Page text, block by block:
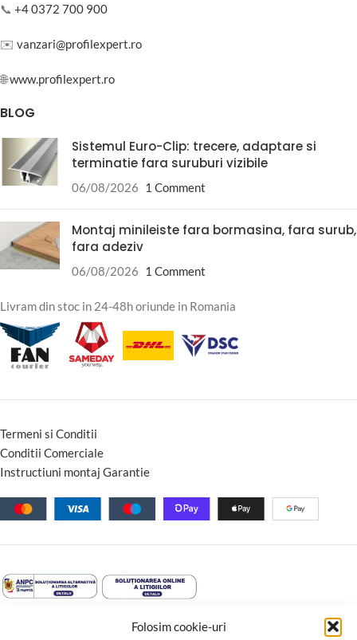
Folosim cookie-uri
📞 +4 0372 700 900
✉️ vanzari@profilexpert.ro
🌐www.profilexpert.ro
BLOG
Sistemul Euro-Clip: trecere, adaptare si
terminatie fara suruburi vizibile
06/08/2026 1 Comment
Montaj minileiste fara bormasina, fara surub,
fara adeziv
06/08/2026 1 Comment
Livram din stoc in 24-48h oriunde in Romania
Termeni si Conditii
Conditii Comerciale
Instructiuni montaj Garantie